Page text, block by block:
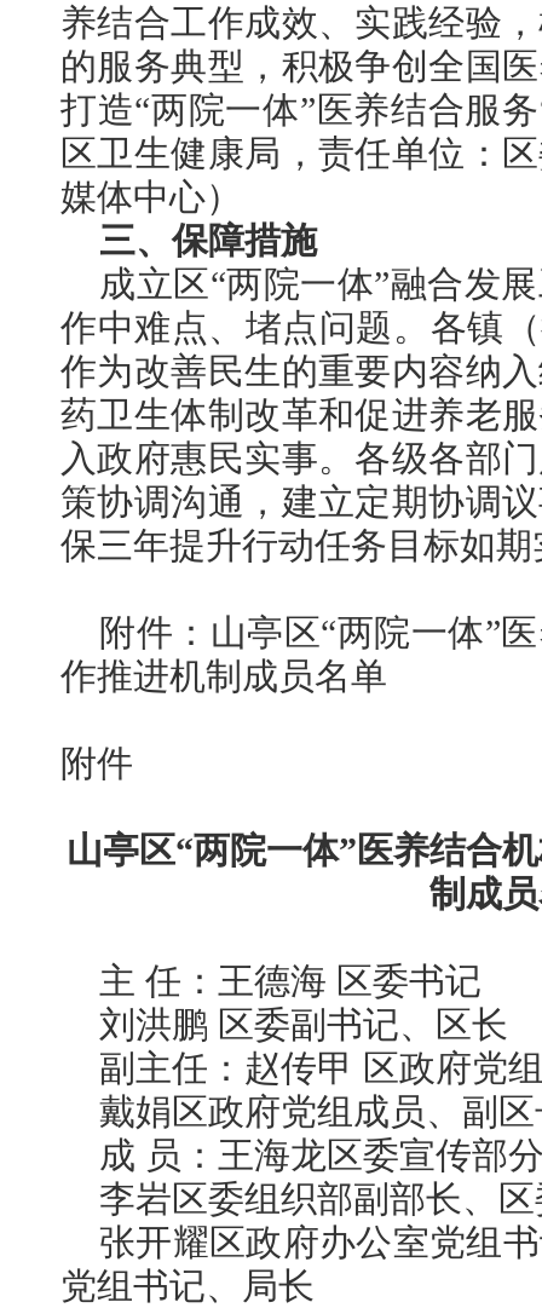
养结合工作成效、实践经验
的服务典型，积极争创全国
打造“两院一体”医养结合服
区卫生健康局，责任单位：
媒体中心）
三、保障措施
成立区“两院一体”融合发
作中难点、堵点问题。各镇
作为改善民生的重要内容纳
药卫生体制改革和促进养老
入政府惠民实事。各级各部
策协调沟通，建立定期协调
保三年提升行动任务目标如
附件：山亭区“两院一体”
作推进机制成员名单
附件
山亭区“两院一体”医养结合
制成
主 任：王德海 区委书记
刘洪鹏 区委副书记、区长
副主任：赵传甲 区政府党
戴娟区政府党组成员、副
成 员：王海龙区委宣传部
李岩区委组织部副部长、
张开耀区政府办公室党组
党组书记、局长